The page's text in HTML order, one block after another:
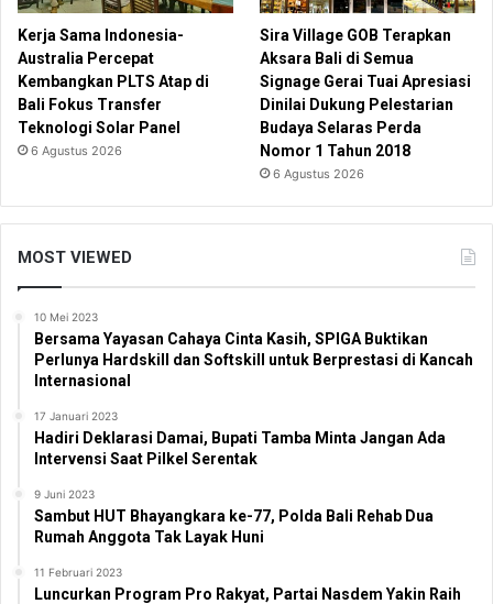
Kerja Sama Indonesia-
Australia Percepat
Kembangkan PLTS Atap di
Bali Fokus Transfer
Teknologi Solar Panel
6 Agustus 2026
Sira Village GOB Terapkan
Aksara Bali di Semua
Signage Gerai Tuai Apresiasi
Dinilai Dukung Pelestarian
Budaya Selaras Perda
Nomor 1 Tahun 2018
6 Agustus 2026
MOST VIEWED
10 Mei 2023
Bersama Yayasan Cahaya Cinta Kasih, SPIGA Buktikan
Perlunya Hardskill dan Softskill untuk Berprestasi di Kancah
Internasional
17 Januari 2023
Hadiri Deklarasi Damai, Bupati Tamba Minta Jangan Ada
Intervensi Saat Pilkel Serentak
9 Juni 2023
Sambut HUT Bhayangkara ke-77, Polda Bali Rehab Dua
Rumah Anggota Tak Layak Huni
11 Februari 2023
Luncurkan Program Pro Rakyat, Partai Nasdem Yakin Raih